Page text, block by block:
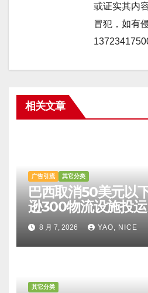
或证实其内
冒犯，如有
相关文章
广告引流 其它分类
巴西取消50美元以
逊300物流设施投运
8 月 7, 2026 YAO, NICE
其它分类